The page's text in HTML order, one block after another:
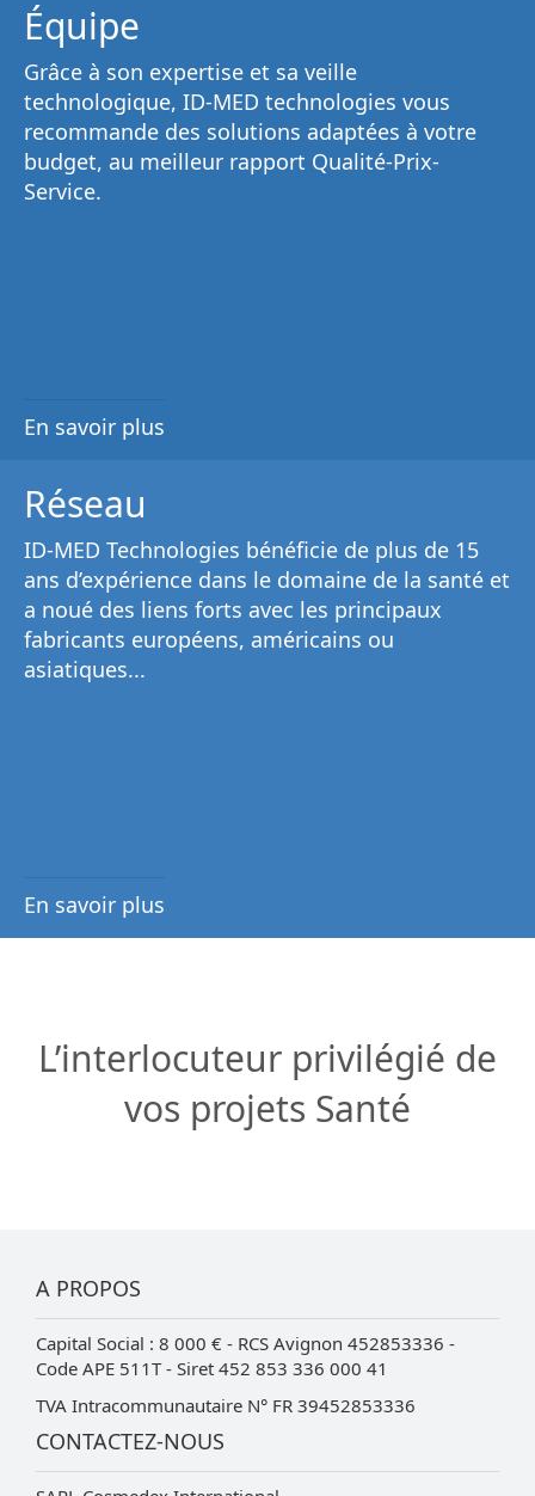
Équipe
Grâce à son expertise et sa veille
technologique, ID-MED technologies vous
recommande des solutions adaptées à votre
budget, au meilleur rapport Qualité-Prix-
Service.
En savoir plus
Réseau
ID-MED Technologies bénéficie de plus de 15
ans d’expérience dans le domaine de la santé et
a noué des liens forts avec les principaux
fabricants européens, américains ou
asiatiques...
En savoir plus
L’interlocuteur privilégié de
vos projets Santé
A PROPOS
Capital Social : 8 000 € - RCS Avignon 452853336 -
Code APE 511T - Siret 452 853 336 000 41
TVA Intracommunautaire N° FR 39452853336
CONTACTEZ-NOUS